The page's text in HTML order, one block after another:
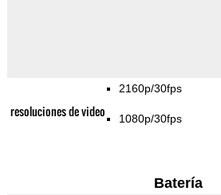
resoluciones de video
2160p/30fps
1080p/30fps
Batería